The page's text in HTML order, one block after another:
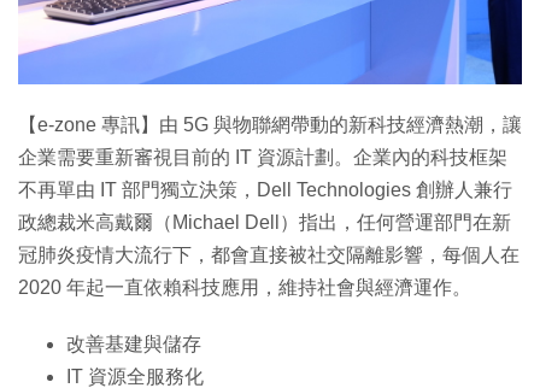
【e-zone 專訊】由 5G 與物聯網帶動的新科技經濟熱潮，讓
企業需要重新審視目前的 IT 資源計劃。企業內的科技框架
不再單由 IT 部門獨立決策，Dell Technologies 創辦人兼行
政總裁米高戴爾（Michael Dell）指出，任何營運部門在新
冠肺炎疫情大流行下，都會直接被社交隔離影響，每個人在
2020 年起一直依賴科技應用，維持社會與經濟運作。
改善基建與儲存
IT 資源全服務化